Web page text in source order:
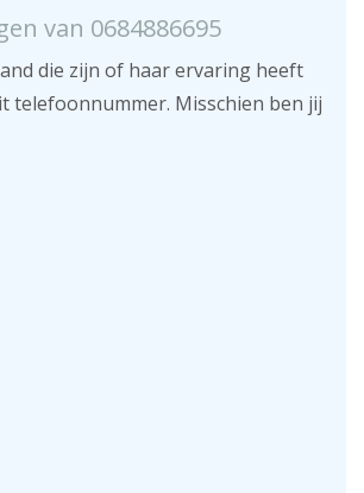
van 0684886695
die zijn of haar ervaring heeft
telefoonnummer. Misschien ben jij